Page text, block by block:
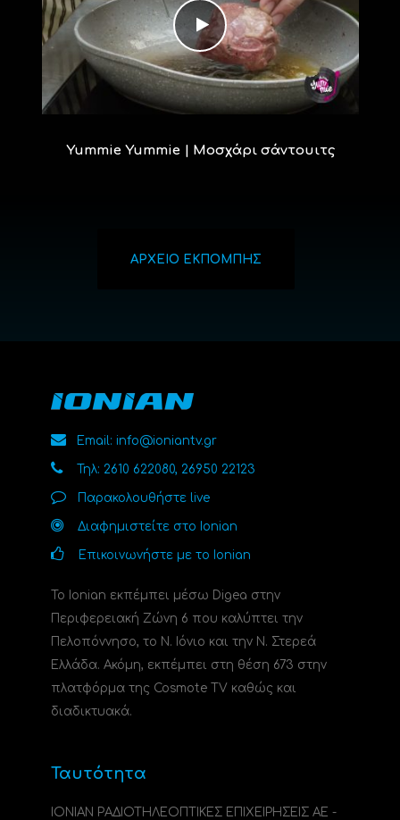
Yummie Yummie | Μοσχάρι σάντουιτς
ΑΡΧΕΙΟ ΕΚΠΟΜΠΗΣ
Email: info@ioniantv.gr
Τηλ: 2610 622080, 26950 22123
Παρακολουθήστε live
Διαφημιστείτε στο Ionian
Επικοινωνήστε με το Ionian
Το Ionian εκπέμπει μέσω Digea στην
Περιφερειακή Ζώνη 6 που καλύπτει την
Πελοπόννησο, το N. Ιόνιο και την Ν. Στερεά
Ελλάδα. Ακόμη, εκπέμπει στη θέση 673 στην
πλατφόρμα της Cosmote TV καθώς και
διαδικτυακά.
Ταυτότητα
ΙΟΝΙΑΝ ΡΑΔΙΟΤΗΛΕΟΠΤΙΚΕΣ ΕΠΙΧΕΙΡΗΣΕΙΣ ΑΕ -